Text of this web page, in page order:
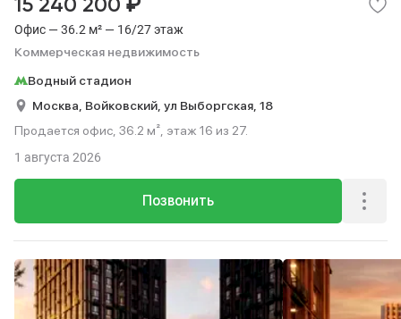
Офис — 36.2 м² — 16/27 этаж
Коммерческая недвижимость
15 240 200
Водный стадион
Москва, Войковский, ул Выборгская, 18
Продается офис, 36.2 м², этаж 16 из 27.
Позвонить
1 августа 2026